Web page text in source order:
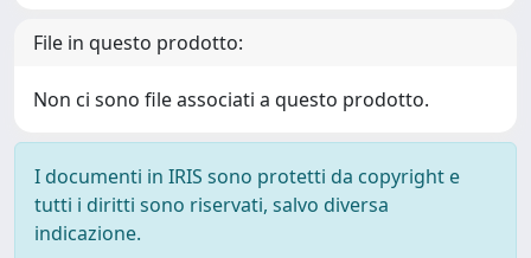
File in questo prodotto:
Non ci sono file associati a questo prodotto.
I documenti in IRIS sono protetti da copyright e
tutti i diritti sono riservati, salvo diversa
indicazione.